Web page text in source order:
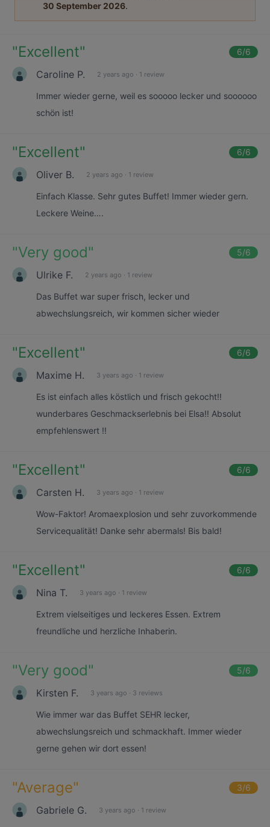
30 September 2026.
"Excellent" 6/6
Caroline P. 2 years ago · 1 review
Immer wieder gerne, weil es sooooo lecker und soooooo
schön ist!
"Excellent" 6/6
Oliver B. 2 years ago · 1 review
Einfach Klasse. Sehr gutes Buffet! Immer wieder gern.
Leckere Weine….
"Very good" 5/6
Ulrike F. 2 years ago · 1 review
Das Buffet war super frisch, lecker und
abwechslungsreich, wir kommen sicher wieder
"Excellent" 6/6
Maxime H. 3 years ago · 1 review
Es ist einfach alles köstlich und frisch gekocht!!
wunderbares Geschmackserlebnis bei Elsa!! Absolut
empfehlenswert !!
"Excellent" 6/6
Carsten H. 3 years ago · 1 review
Wow-Faktor! Aromaexplosion und sehr zuvorkommende
Servicequalität! Danke sehr abermals! Bis bald!
"Excellent" 6/6
Nina T. 3 years ago · 1 review
Extrem vielseitiges und leckeres Essen. Extrem
freundliche und herzliche Inhaberin.
"Very good" 5/6
Kirsten F. 3 years ago · 3 reviews
Wie immer war das Buffet SEHR lecker,
abwechslungsreich und schmackhaft. Immer wieder
gerne gehen wir dort essen!
"Average" 3/6
Gabriele G. 3 years ago · 1 review